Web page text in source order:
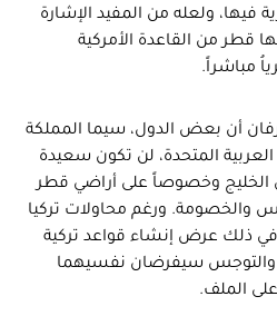
فيها، ولعله من المفيد الإشارة
قطر من القاعدة الأمركية
مباشراً.
أن بعض الدول، سيما المملكة
العربية المتحدة، لن تكون سعيدة
الخليج وخصوصاً على أراضي قطر
والخصومة. ورغم محاولات تركيا
ذلك عرض إنشاء قواعد تركية
والتوجس سيفرضان نفسيهما
الملف.